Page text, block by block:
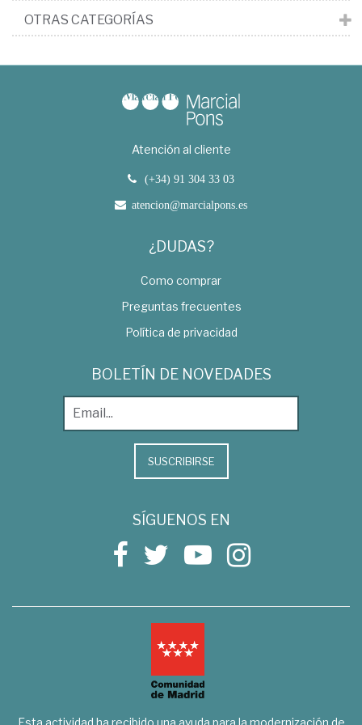
OTRAS CATEGORÍAS
Atención al cliente
(+34) 91 304 33 03
atencion@marcialpons.es
¿DUDAS?
Como comprar
Preguntas frecuentes
Política de privacidad
BOLETÍN DE NOVEDADES
SUSCRIBIRSE
SÍGUENOS EN